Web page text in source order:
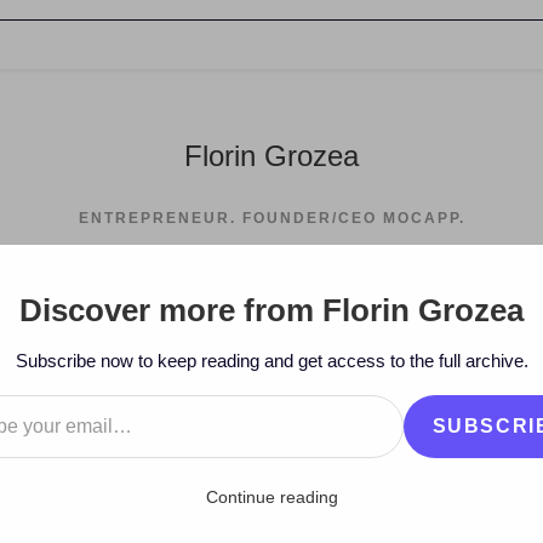
Florin Grozea
ENTREPRENEUR. FOUNDER/CEO MOCAPP.
Discover more from Florin Grozea
Subscribe now to keep reading and get access to the full archive.
Continue reading